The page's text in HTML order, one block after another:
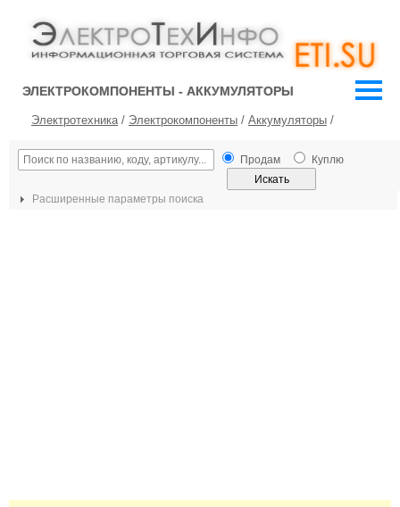
ЭЛЕКТРОКОМПОНЕНТЫ - АККУМУЛЯТОРЫ
Электротехника/ Электрокомпоненты / Аккумуляторы /
Продам Куплю
Расширенные параметры поиска